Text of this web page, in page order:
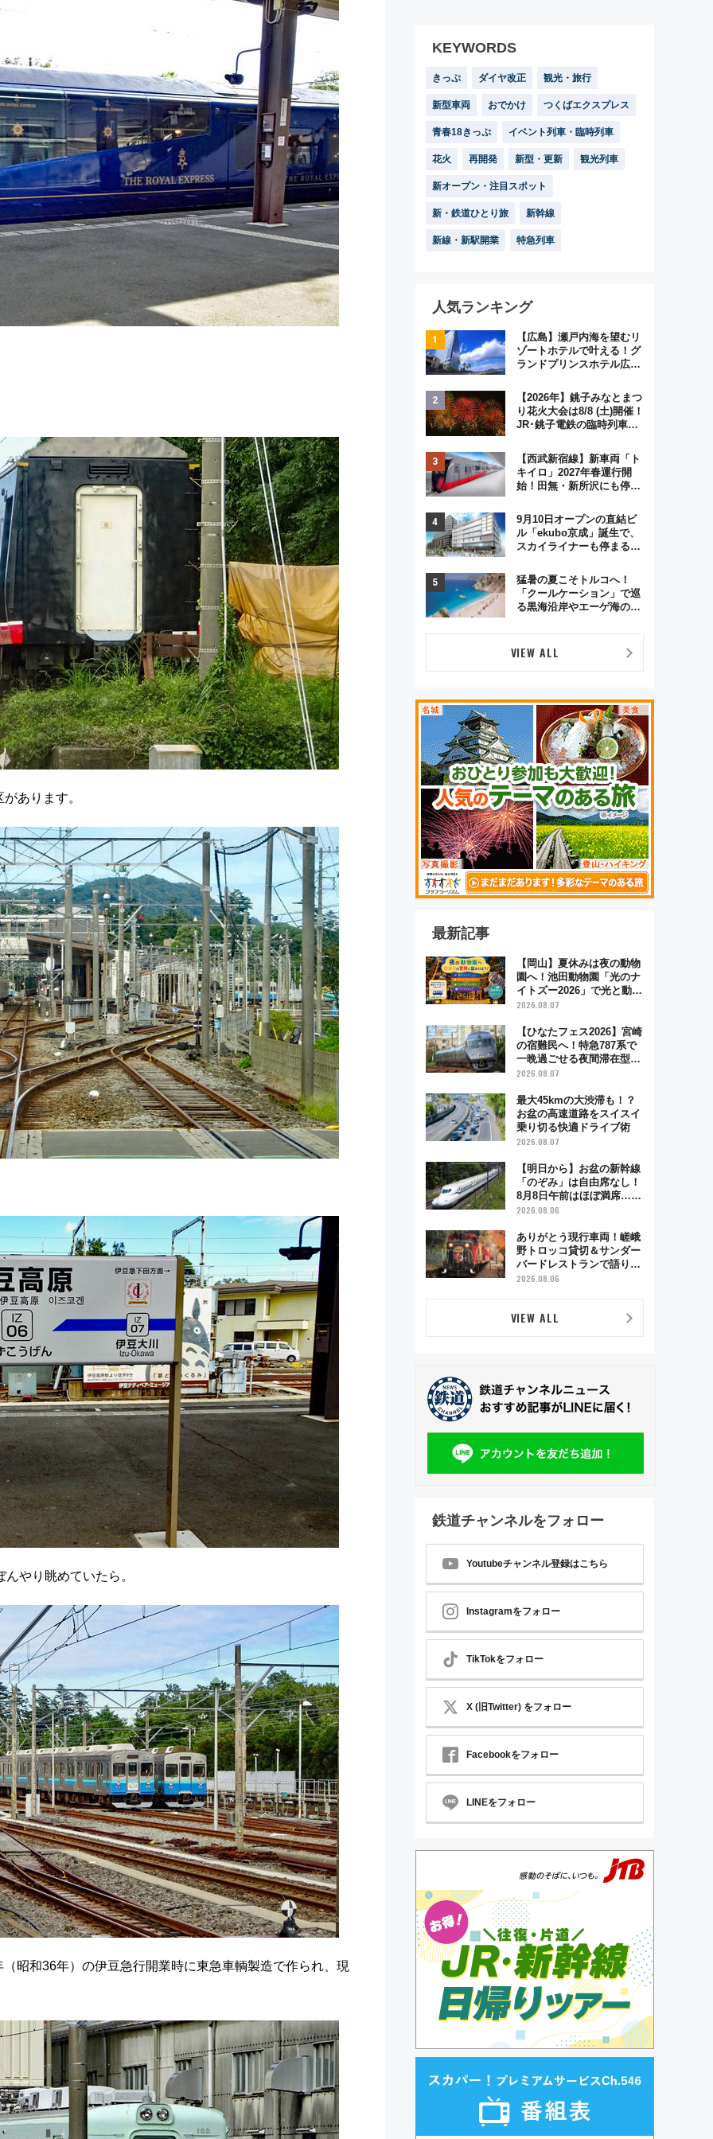
あります。
やり眺めていたら。
昭和36年）の伊豆急行開業時に東急車輌製造で作られ、現
KEYWORDS
きっぷ ダイヤ改正 観光・旅行
新型車両 おでかけ つくばエクスプレス
青春18きっぷ イベント列車・臨時列車
花火 再開発 新型・更新 観光列車
新オープン・注目スポット
新・鉄道ひとり旅 新幹線
新線・新駅開業 特急列車
人気ランキング
【広島】瀬戸内海を望むリ
ゾートホテルで叶える！グ
ランドプリンスホテル広島
ジュアルパーティープラン
【2026年】銚子みなとまつ
り花火大会は8/8 (土)開催！
JR･銚子電鉄の臨時列車や
く8,000発の大迫力＆屋台
を満喫
【西武新宿線】新車両「ト
キイロ」2027年春運行開
始！田無・新所沢にも停
弾」も
9月10日オープンの直結ビ
ル「ekubo京成」誕生で、
スカイライナーも停まる巨
変わる？ 全テナント情報も
公開！
猛暑の夏こそトルコへ！
「クールケーション」で巡
る黒海沿岸やエーゲ海の避
オも認める『2026年に訪れ
るべき世界の旅先』
VIEW ALL
最新記事
【岡山】夏休みは夜の動物
園へ！池田動物園「光のナ
イトズー2026」で光と動物
が彩る特別な夜
2026.08.07
【ひなたフェス2026】宮崎
の宿難民へ！特急787系で
一晩過ごせる夜間滞在型イ
ベント「スワローおひさ
2026.08.07
最大45kmの大渋滞も！？
お盆の高速道路をスイスイ
乗り切る快適ドライブ術
2026.08.07
【明日から】お盆の新幹線
「のぞみ」は自由席なし！
8月8日午前はほぼ満席…で
も数時間ズラせば空きが見
「空席」探しのコツ
2026.08.06
ありがとう現行車両！嵯峨
野トロッコ貸切＆サンダー
バードレストランで語り合
う秋の京都 斉藤雪乃＆福
ー」開催
2026.08.06
VIEW ALL
鉄道チャンネルをフォロー
Youtubeチャンネル登録はこちら
Instagramをフォロー
TikTokをフォロー
X (旧Twitter) をフォロー
Facebookをフォロー
LINEをフォロー